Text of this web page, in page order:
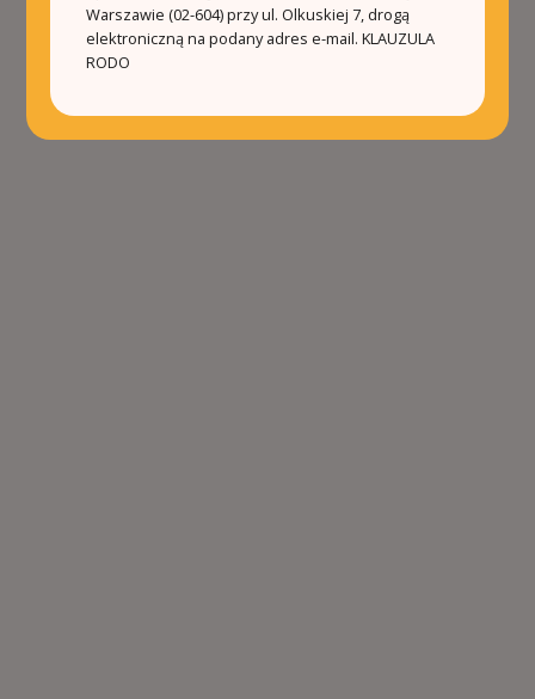
Warszawie (02-604) przy ul. Olkuskiej 7, drogą
elektroniczną na podany adres e-mail.KLAUZULA
RODO